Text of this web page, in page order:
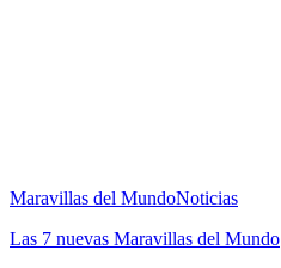
Maravillas del MundoNoticias
Las 7 nuevas Maravillas del Mundo